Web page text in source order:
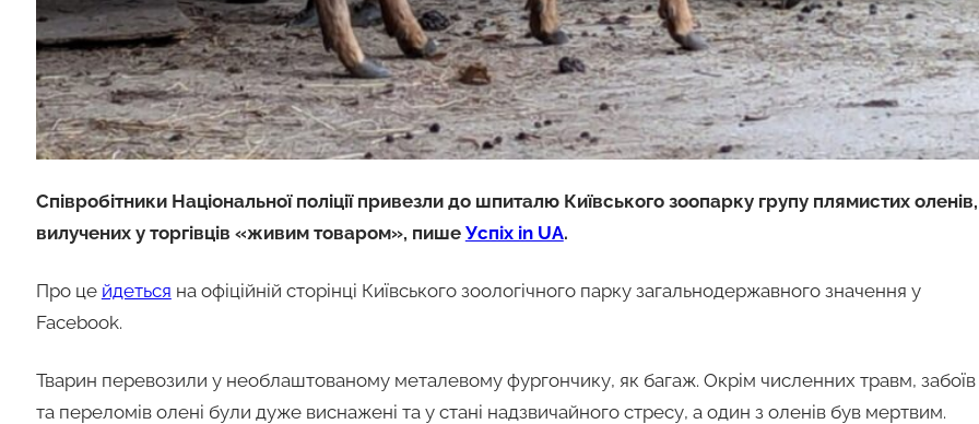
Співробітники Національної поліції привезли до шпиталю Київського зоопарку групу плямистих оленів,
вилучених у торгівців «живим товаром», пише Успіх in UA.
Про це йдеться на офіційній сторінці Київського зоологічного парку загальнодержавного значення у
Facebook.
Тварин перевозили у необлаштованому металевому фургончику, як багаж. Окрім численних травм, забоїв
та переломів олені були дуже виснажені та у стані надзвичайного стресу, а один з оленів був мертвим.